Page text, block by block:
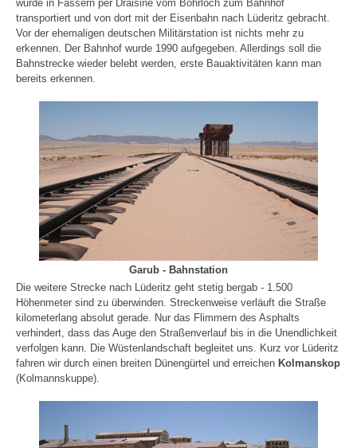
wurde in Fässern per Draisine vom Bohrloch zum Bahnhof
transportiert und von dort mit der Eisenbahn nach Lüderitz gebracht.
Vor der ehemaligen deutschen Militärstation ist nichts mehr zu
erkennen. Der Bahnhof wurde 1990 aufgegeben. Allerdings soll die
Bahnstrecke wieder belebt werden, erste Bauaktivitäten kann man
bereits erkennen.
Garub - Bahnstation
Die weitere Strecke nach Lüderitz geht stetig bergab - 1.500
Höhenmeter sind zu überwinden. Streckenweise verläuft die Straße
kilometerlang absolut gerade. Nur das Flimmern des Asphalts
verhindert, dass das Auge den Straßenverlauf bis in die Unendlichkeit
verfolgen kann. Die Wüstenlandschaft begleitet uns. Kurz vor Lüderitz
fahren wir durch einen breiten Dünengürtel und erreichen Kolmanskop
(Kolmannskuppe).